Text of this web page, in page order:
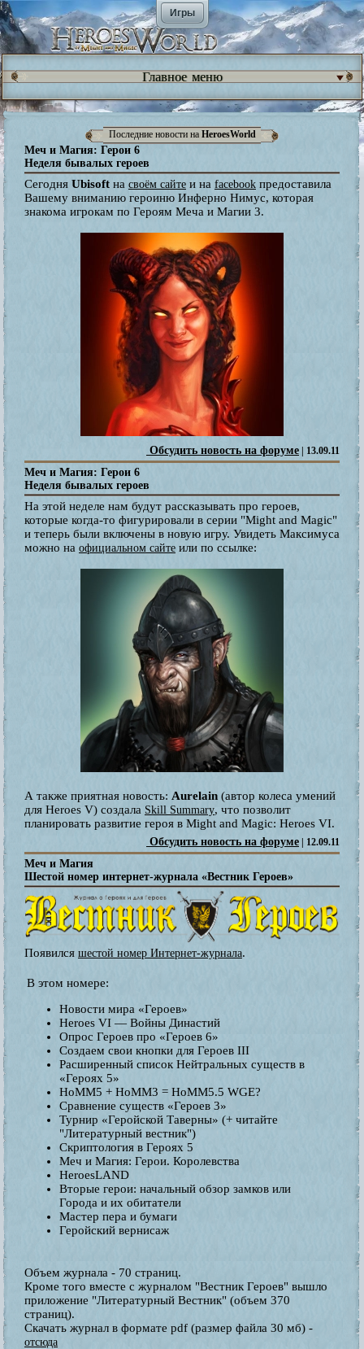
Игры
Главное меню
Последние новости на HeroesWorld
Меч и Магия: Герои 6
Неделя бывалых героев
Сегодня Ubisoft на своём сайте и на facebook предоставила
Вашему вниманию героиню Инферно Нимус, которая
знакома игрокам по Героям Меча и Магии 3.
Обсудить новость на форуме | 13.09.11
Меч и Магия: Герои 6
Неделя бывалых героев
На этой неделе нам будут рассказывать про героев,
которые когда-то фигурировали в серии "Might and Magic"
и теперь были включены в новую игру. Увидеть Максимуса
можно на официальном сайте или по ссылке:
А также приятная новость: Aurelain (автор колеса умений
для Heroes V) создала Skill Summary, что позволит
планировать развитие героя в Might and Magic: Heroes VI.
Обсудить новость на форуме | 12.09.11
Меч и Магия
Шестой номер интернет-журнала «Вестник Героев»
Появился шестой номер Интернет-журнала.
В этом номере:
Новости мира «Героев»
Heroes VI — Войны Династий
Опрос Героев про «Героев 6»
Создаем свои кнопки для Героев III
Расширенный список Нейтральных существ в
«Героях 5»
HoMM5 + HoMM3 = HoMM5.5 WGE?
Сравнение существ «Героев 3»
Турнир «Геройской Таверны» (+ читайте
"Литературный вестник")
Скриптология в Героях 5
Меч и Магия: Герои. Королевства
HeroesLAND
Вторые герои: начальный обзор замков или
Города и их обитатели
Мастер пера и бумаги
Геройский вернисаж
Объем журнала - 70 страниц.
Кроме того вместе с журналом "Вестник Героев" вышло
приложение "Литературный Вестник" (объем 370
страниц).
Скачать журнал в формате pdf (размер файла 30 мб) -
отсюда